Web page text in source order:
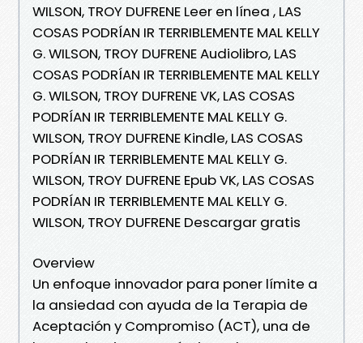
WILSON, TROY DUFRENE Leer en línea , LAS
COSAS PODRÍAN IR TERRIBLEMENTE MAL KELLY
G. WILSON, TROY DUFRENE Audiolibro, LAS
COSAS PODRÍAN IR TERRIBLEMENTE MAL KELLY
G. WILSON, TROY DUFRENE VK, LAS COSAS
PODRÍAN IR TERRIBLEMENTE MAL KELLY G.
WILSON, TROY DUFRENE Kindle, LAS COSAS
PODRÍAN IR TERRIBLEMENTE MAL KELLY G.
WILSON, TROY DUFRENE Epub VK, LAS COSAS
PODRÍAN IR TERRIBLEMENTE MAL KELLY G.
WILSON, TROY DUFRENE Descargar gratis
Overview
Un enfoque innovador para poner límite a
la ansiedad con ayuda de la Terapia de
Aceptación y Compromiso (ACT), una de